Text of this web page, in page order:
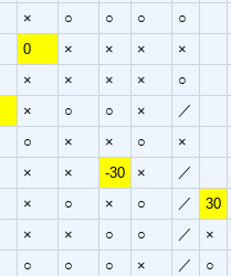
× ○ ○ ○ ○
0 × × × ×
× × × × ○
× ○ ○ × ／
○ × × ○ ×
× × -30 × ／
× ○ × ○ ／ 30
× × ○ ○ ／ ×
○ ○ ○ × ／ ○